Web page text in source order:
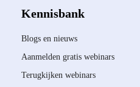
Kennisbank
Blogs en nieuws
Aanmelden gratis webinars
Terugkijken webinars